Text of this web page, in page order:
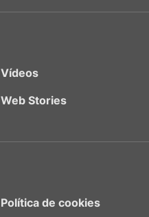
Vídeos
Web Stories
Política de cookies